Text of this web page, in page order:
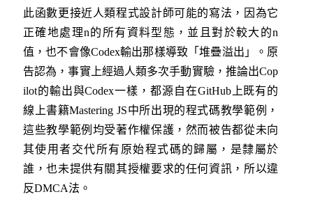
此函數更接近人類程式設計師可能的寫法，因為它
正確地處理n的所有資料型態，並且對於較大的n
值，也不會像Codex輸出那樣導致「堆疊溢出」。原
告認為，事實上經過人類多次手動實驗，推論出Cop
ilot的輸出與Codex一樣，都源自在GitHub上既有的
線上書籍Mastering JS中所出現的程式碼教學範例，
這些教學範例均受著作權保護，然而被告都從未向
其使用者交代所有原始程式碼的歸屬，是隸屬於
誰，也未提供有關其授權要求的任何資訊，所以違
反DMCA法。